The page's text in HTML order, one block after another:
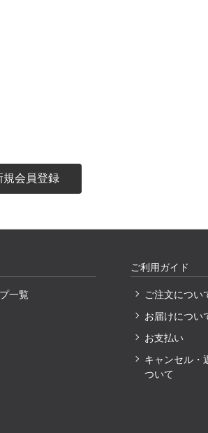
一覧
ご利用ガイド
ご注文につい
お届けについ
お支払い
キャンセル・
ついて